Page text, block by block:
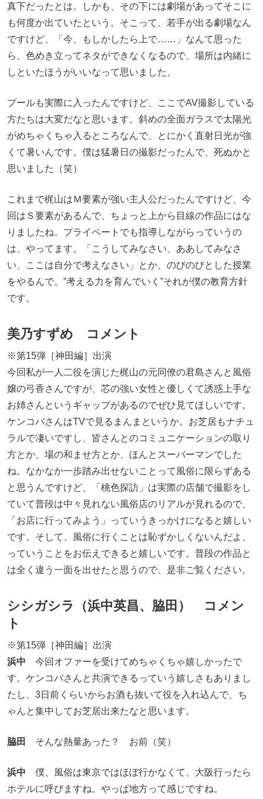
真下だったとは。しかも、その下には劇場があってそこに
も何度か出ていたという。そこって、若手が出る劇場なん
ですけど、「今、もしかしたら上で……」なんて思った
ら、色めき立ってネタができなくなるので、場所は内緒に
しといたほうがいいなって思いました。
プールも実際に入ったんですけど、ここでAV撮影している
方たちは大変だなと思います。斜めの全面ガラスで太陽光
がめちゃくちゃ入るところなんで、とにかく直射日光が強
くて暑いんです。僕は猛暑日の撮影だったんで、死ぬかと
思いました（笑）
これまで梶山はＭ要素が強い主人公だったんですけど、今
回はＳ要素があるんで、ちょっと上から目線の作品にはな
りましたね。プライベートでも指導しながらっていうの
は、やってます。「こうしてみなさい、ああしてみなさ
い、ここは自分で考えなさい」とか、のびのびとした授業
をやるんで。”考える力を育んでいく”それが僕の教育方針
です。
美乃すずめ コメント
※第15弾［神田編］出演
今回私が一人二役を演じた梶山の元同僚の君島さんと風俗
嬢の弓香さんですが、芯の強い女性と優しくて誘惑上手な
お姉さんというギャップがあるのでぜひ見てほしいです。
ケンコバさんはTVで見るまんまというか。お芝居もナチュ
ラルで凄いですし、皆さんとのコミュニケーションの取り
方とか、場の和ませ方とか、ほんとスーパーマンでした
ね。なかなか一歩踏み出せないことって風俗に限らずある
と思うんですけど、「桃色探訪」は実際の店舗で撮影をし
ていて普段は中々見れない風俗店のリアルが見れるので、
「お店に行ってみよう」っていうきっかけになると嬉しい
です。そして、風俗に行くことは恥ずかしくないんだよ、
っていうことをお伝えできると嬉しいです。普段の作品と
は全く違う一面を出せたと思うので、是非ご覧ください。
シシガシラ（浜中英昌、脇田） コメン
ト
※第15弾［神田編］出演
浜中 今回オファーを受けてめちゃくちゃ嬉しかったで
す。ケンコバさんと共演できるっていう嬉しさもありまし
たし、3日前くらいからお酒も抜いて役を入れ込んで、ち
ゃんと集中してお芝居出来たなと思います。
脇田 そんな熱量あった？ お前（笑）
浜中 僕、風俗は東京ではほぼ行かなくて、大阪行ったら
ホテルに呼びますね。やっぱ地方って感じですね。